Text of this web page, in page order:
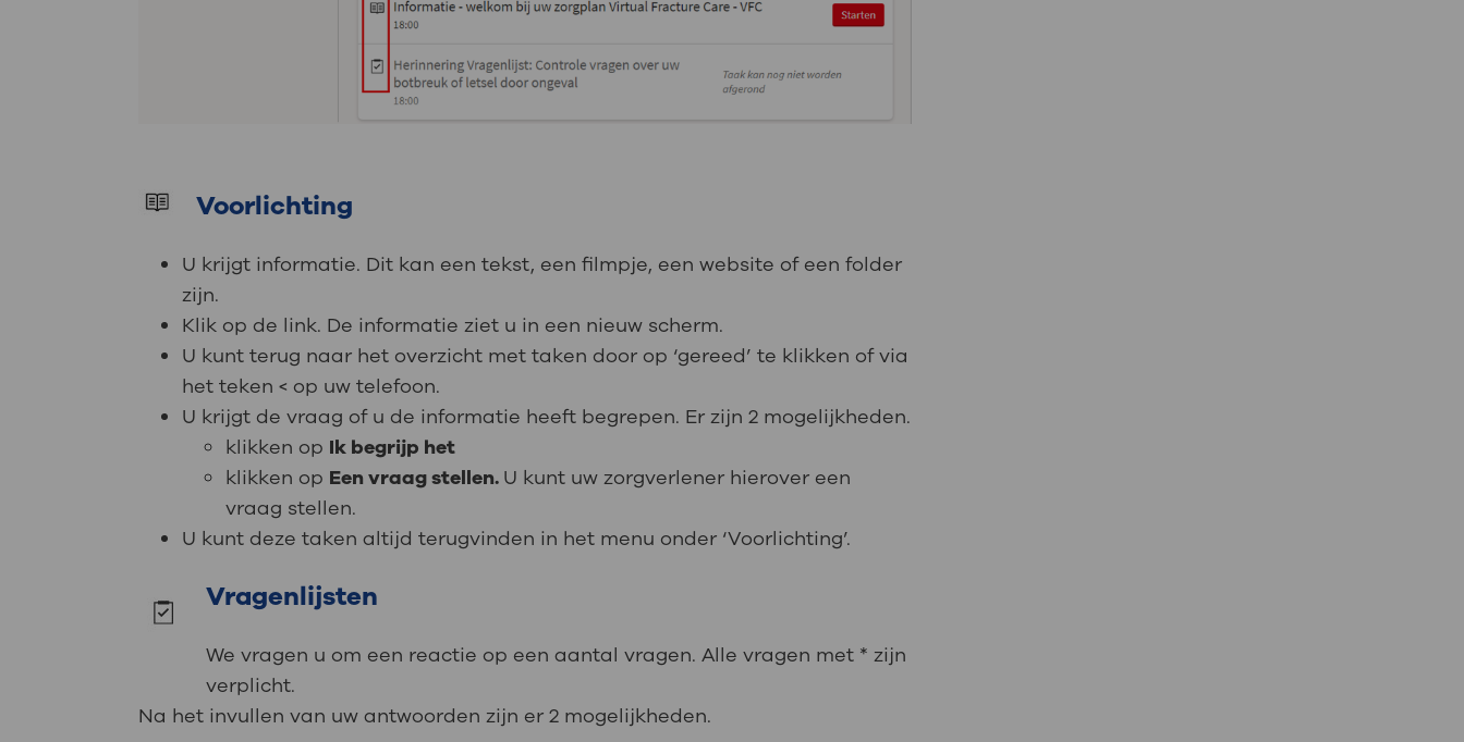
Voorlichting
U krijgt informatie. Dit kan een tekst, een filmpje, een website of een folder
zijn.
Klik op de link. De informatie ziet u in een nieuw scherm.
U kunt terug naar het overzicht met taken door op ‘gereed’ te klikken of via
het teken < op uw telefoon.
U krijgt de vraag of u de informatie heeft begrepen. Er zijn 2 mogelijkheden.
klikken op Ik begrijp het
klikken op Een vraag stellen. U kunt uw zorgverlener hierover een
vraag stellen.
U kunt deze taken altijd terugvinden in het menu onder ‘Voorlichting’.
Vragenlijsten
We vragen u om een reactie op een aantal vragen. Alle vragen met * zijn
verplicht.
Na het invullen van uw antwoorden zijn er 2 mogelijkheden.